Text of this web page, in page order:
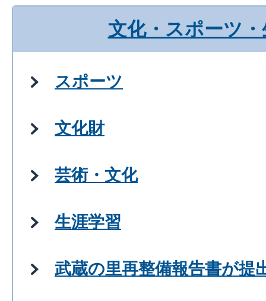
文化・スポーツ
スポーツ
文化財
芸術・文化
生涯学習
武蔵の里再整備報告書が提